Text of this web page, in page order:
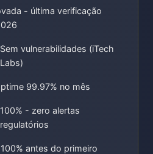
- última verificação
Sem vulnerabilidades (iTech
Labs)
99.97% no mês
100% - zero alertas
regulatórios
100% antes do primeiro